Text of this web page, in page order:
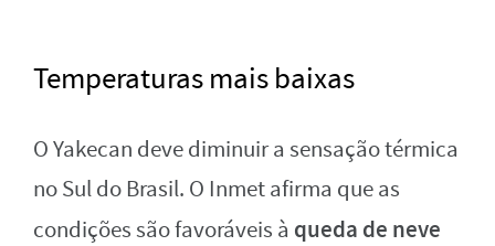
Temperaturas mais baixas
O Yakecan deve diminuir a sensação térmica
no Sul do Brasil. O Inmet afirma que as
condições são favoráveis à queda de neve